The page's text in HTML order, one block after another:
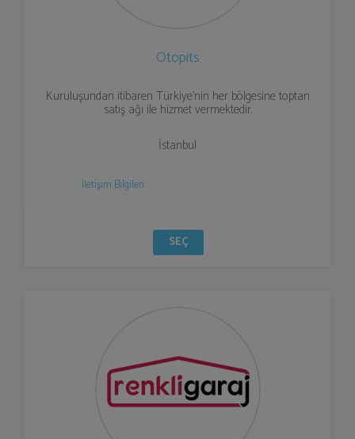
Otopits
Kuruluşundan itibaren Türkiye’nin her bölgesine toptan
satış ağı ile hizmet vermektedir.
İstanbul
İletişim Bilgileri
SEÇ